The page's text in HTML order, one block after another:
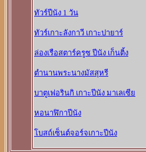
ทัวร์ปีนัง 1 วัน
ทัวร์เกาะลังกาวี เกาะปายาร์
ล่องเรือสตาร์ครูซ ปีนัง เก็นติ้ง
ตำนานพระนางมัสสุหรี
บาตูเฟอรินกิ เกาะปีนัง มาเลเซีย
หอนาฬิกาปีนัง
โบสถ์เซ็นต์จอร์จเกาะปีนัง